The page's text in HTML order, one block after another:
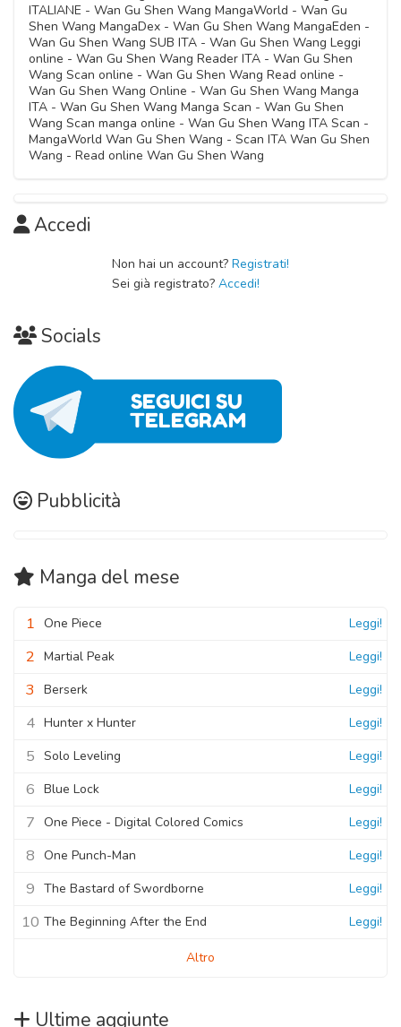
ITALIANE - Wan Gu Shen Wang MangaWorld - Wan Gu
Shen Wang MangaDex - Wan Gu Shen Wang MangaEden -
Wan Gu Shen Wang SUB ITA - Wan Gu Shen Wang Leggi
online - Wan Gu Shen Wang Reader ITA - Wan Gu Shen
Wang Scan online - Wan Gu Shen Wang Read online -
Wan Gu Shen Wang Online - Wan Gu Shen Wang Manga
ITA - Wan Gu Shen Wang Manga Scan - Wan Gu Shen
Wang Scan manga online - Wan Gu Shen Wang ITA Scan -
MangaWorld Wan Gu Shen Wang - Scan ITA Wan Gu Shen
Wang - Read online Wan Gu Shen Wang
Accedi
Non hai un account? Registrati!
Sei già registrato? Accedi!
Socials
Pubblicità
Manga del mese
1 One Piece Leggi!
2 Martial Peak Leggi!
3 Berserk Leggi!
4 Hunter x Hunter Leggi!
5 Solo Leveling Leggi!
6 Blue Lock Leggi!
7 One Piece - Digital Colored Comics Leggi!
8 One Punch-Man Leggi!
9 The Bastard of Swordborne Leggi!
10 The Beginning After the End Leggi!
Altro
Ultime aggiunte